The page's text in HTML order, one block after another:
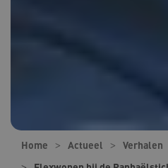
Home Actueel
Verhalen